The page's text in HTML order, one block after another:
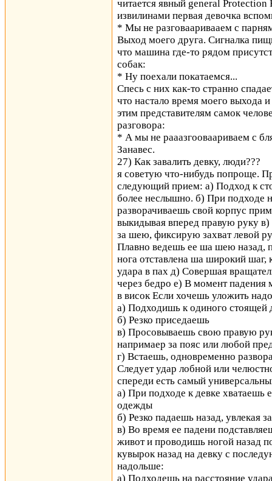
читается явный gеnеrаl
извилинами первая девочка
* Мы не разговааривааем с
Выход моего друга. Сигналка
что машина где-то рядом
собак:
* Ну поехали покатаемся...
Спесь с них как-то странно
что настало время моего выхода
этим представителям самок
разговора:
* А мы не рааазгооваариваем с
Занавес.
27) Как завалить девку, люди???
я советую что-нибудь попроще.
следующий прием: а) Подход к
более неслышно. б) При подходе
разворачиваешь свой корпус
выкидывая вперед правую руку в)
за шею, фиксирую захват левой
Плавно ведешь ее ша шею назад,
нога отставлена ша широкий шаг,
удара в пах д) Совершая
через бедро е) В момент
в висок Если хочешь уложить
а) Подходишь к одиного стоящей
б) Резко приседаешь
в) Просовываешь свою правую
напримаер за пояс или любой
г) Встаешь, одновременно
Следует удар лобной или
спереди есть самый
а) При подходе к девке хватаешь
одежды
б) Резко падаешь назад, увлекая
в) Во время ее падени
живот и проводишь ногой назад
кувырок назад на девку с
надольше:
а) Подходешь на расстояние